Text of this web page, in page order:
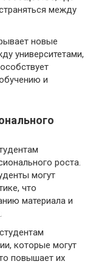
между
новые
университетами,
и
роста.
могут
что
материала и
которые могут
повышает их